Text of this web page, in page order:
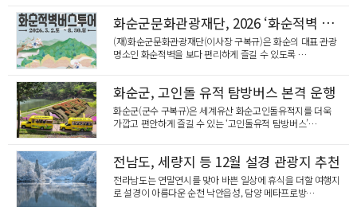
화순군, 벼 출수기 병해충 방제 총력, 8월 18일까지…
화순군, 청년공간 무료 대관, 소통⬝성장의…
폭염 속 생명 지킨 화순군, AI 드론 선제 대응 '눈…
박상범 의원 초청, 서왕진 국회의원, 화순서 군민 경청…
화순군, ‘AI로 만들고, 캔바로 완성!’ 디자인·영상…
화순경찰, 112 신고 사건 분석 회의 개최
화순군문화관광재단, 2026 ‘화순적벽 버스투어’ 5월 2일 본격 운행
(재)화순군문화관광재단(이사장 구복규)은 화순의 대표 관광
명소인 화순적벽을 보다 편리하게 즐길 수 있도록 …
화순군, 고인돌 유적 탐방버스 본격 운행
화순군(군수 구복규)은 세계유산 화순고인돌유적지를 더욱
가깝고 편안하게 즐길 수 있는 ‘고인돌유적 탐방버스’…
전남도, 세량지 등 12월 설경 관광지 추천
전라남도는 연말연시를 맞아 바쁜 일상에 휴식을 더할 여행지
로 설경이 아름다운 순천 낙안읍성, 담양 메타프로방…